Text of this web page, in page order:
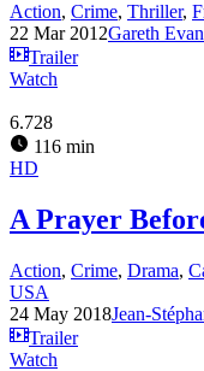
Action, Crime, Thriller,
22 Mar 2012Gareth
Trailer
Watch
6.728
116 min
HD
A Prayer
Action, Crime, Drama,
USA
24 May 2018Jean-
Trailer
Watch